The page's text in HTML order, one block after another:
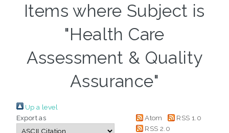
Items where Subject is
"Health Care
Assessment & Quality
Assurance"
Up a level
Export as
Atom
RSS 1.0
RSS 2.0